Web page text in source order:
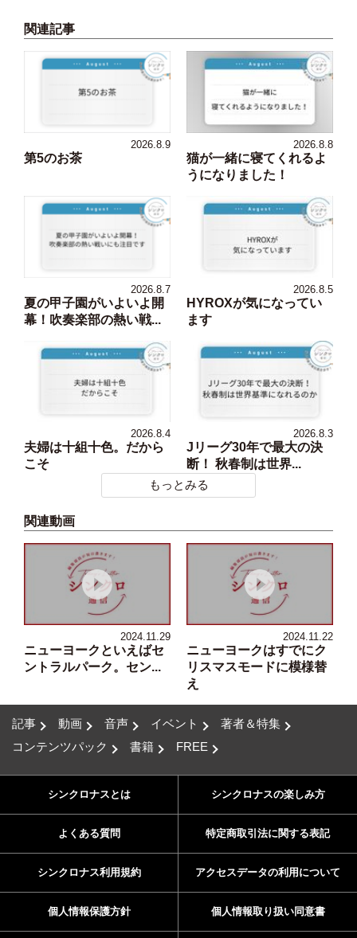
関連記事
2026.8.9
第5のお茶
2026.8.8
猫が一緒に寝てくれるよ
うになりました！
2026.8.7
夏の甲子園がいよいよ開
幕！吹奏楽部の熱い戦...
2026.8.5
HYROXが気になってい
ます
2026.8.4
夫婦は十組十色。だから
こそ
2026.8.3
Jリーグ30年で最大の決
断！ 秋春制は世界...
もっとみる
関連動画
2024.11.29
ニューヨークといえばセ
ントラルパーク。セン...
2024.11.22
ニューヨークはすでにク
リスマスモードに模様替
え
記事 動画 音声 イベント
著者＆特集
コンテンツパック
書籍 FREE
シンクロナスとは シンクロナスの楽しみ方
よくある質問 特定商取引法に関する表記
シンクロナス利用規約 アクセスデータの利用について
個人情報保護方針 個人情報取り扱い同意書